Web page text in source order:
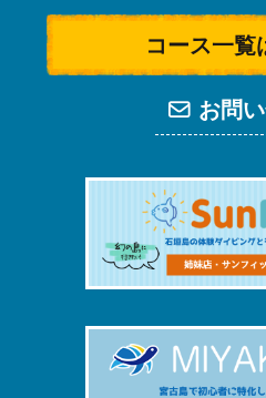
コース一覧
お問